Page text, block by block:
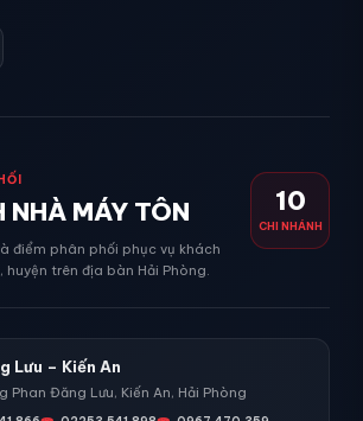
NHÀ MÁY TÔN
điểm phân phối phục vụ khách
huyện trên địa bàn Hải Phòng.
10
CHI NHÁNH
Lưu – Kiến An
Phan Đăng Lưu, Kiến An, Hải Phòng